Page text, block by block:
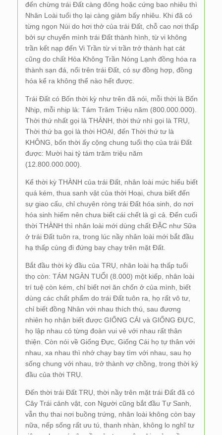
đến chừng trái Đất càng đông hoặc cứng bao nhiêu thì
Nhân Loài tuổi thọ lại càng giảm bấy nhiêu. Khi đã có
từng ngọn Núi do hơi thở của trái Đất, chỗ cao nơi thấp
bởi sự chuyển mình trái Đất thành hình, từ vi không
trần kết nạp đến Vi Trần từ vi trần trở thành hạt cát
cũng do chất Hỏa Không Trần Nóng Lạnh đồng hóa ra
thành sạn đá, nổi trên trái Đất, có sự đồng hợp, đồng
hóa kể ra không thể nào hết được.
Trái Đất có Bốn thời kỳ như trên đã nói, mỗi thời là Bốn
Nhịp, mỗi nhịp là: Tám Trăm Triệu năm (800.000.000).
Thời thứ nhất gọi là THÀNH, thời thứ nhì gọi là TRỤ,
Thời thứ ba gọi là thời HOẠI, đến Thời thứ tư là
KHÔNG, bốn thời ấy cộng chung tuổi thọ của trái Đất
được: Mười hai tỷ tám trăm triệu năm
(12.800.000.000).
Kể thời kỳ THÀNH của trái Đất, nhân loài mức hiểu biết
quá kém, thua sanh vật của thời Hoại, chưa biết đến
sự giao cấu, chỉ chuyên ròng trái Đất hóa sinh, do nơi
hóa sinh hiếm nên chưa biết cái chết là gì cả. Đến cuối
thời THÀNH thì nhân loài mới dùng chất ĐẶC như Sữa
ở trái Đất tuôn ra, trong lúc nầy nhân loài mới bắt đầu
hạ thấp cùng đi đứng bay chạy trên mặt Đất.
Bắt đầu thời kỳ đầu của TRỤ, nhân loài hạ thấp tuổi
thọ còn: TÁM NGÀN TUỔI (8.000) một kiếp, nhân loài
trí tuệ còn kém, chỉ biết nơi ăn chốn ở của mình, biết
dùng các chất phẩm do trái Đất tuôn ra, họ rất vô tư,
chỉ biết đồng Nhân với nhau thích thú, sau đương
nhiên họ nhận biết được GIỐNG CÁI và GIỐNG ĐỰC,
họ lập nhau có từng đoàn vui vẻ với nhau rất thân
thiện. Còn nói về Giống Đực, Giống Cái họ tự thân với
nhau, xa nhau thì nhớ chạy bay tìm với nhau, sau họ
sống chung với nhau, trở thành vợ chồng, trong thời kỳ
đầu của thời TRỤ.
Đến thời trái Đất TRỤ, thời nầy trên mặt trái Đất đã có
Cây Trái cảnh vật, con Người cũng bắt đầu Tự Sanh,
vẫn thụ thai nơi buồng trứng, nhân loài không còn bay
nữa, nếp sống rất ưu tú, thanh nhàn, không lo nghĩ tư